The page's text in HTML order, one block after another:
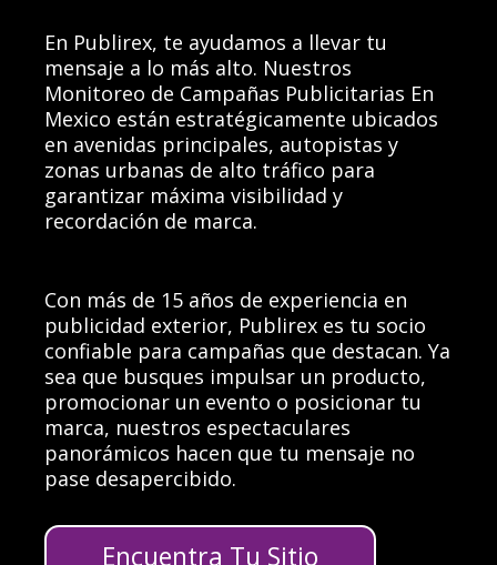
En Publirex, te ayudamos a llevar tu
mensaje a lo más alto. Nuestros
Monitoreo de Campañas Publicitarias En
Mexico están estratégicamente ubicados
en avenidas principales, autopistas y
zonas urbanas de alto tráfico para
garantizar máxima visibilidad y
recordación de marca.
Con más de 15 años de experiencia en
publicidad exterior, Publirex es tu socio
confiable para campañas que destacan. Ya
sea que busques impulsar un producto,
promocionar un evento o posicionar tu
marca, nuestros espectaculares
panorámicos hacen que tu mensaje no
pase desapercibido.
Encuentra Tu Sitio